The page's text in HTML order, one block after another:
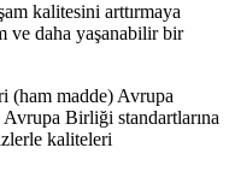
kalitesini arttırmaya
ve daha yaşanabilir bir
madde) Avrupa
Birliği standartlarına
kaliteleri